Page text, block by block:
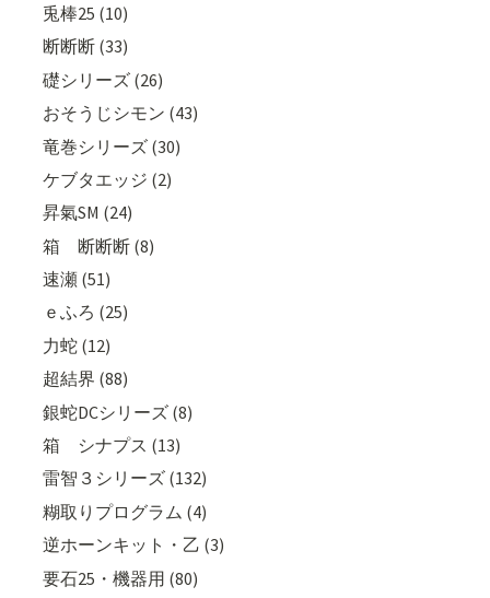
兎棒25 (10)
断断断 (33)
礎シリーズ (26)
おそうじシモン (43)
竜巻シリーズ (30)
ケブタエッジ (2)
昇氣SM (24)
箱 断断断 (8)
速瀬 (51)
ｅふろ (25)
力蛇 (12)
超結界 (88)
銀蛇DCシリーズ (8)
箱 シナプス (13)
雷智３シリーズ (132)
糊取りプログラム (4)
逆ホーンキット・乙 (3)
要石25・機器用 (80)